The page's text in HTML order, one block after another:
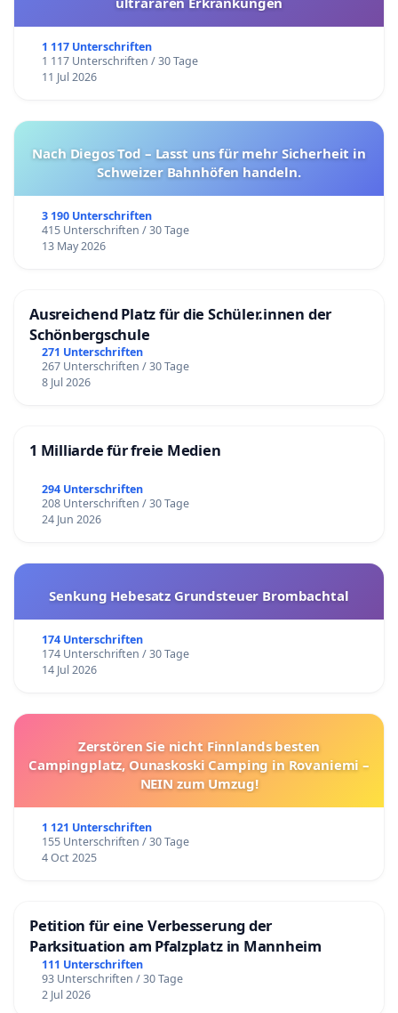
1 117 Unterschriften
1 117 Unterschriften / 30 Tage
11 Jul 2026
Nach Diegos Tod – Lasst uns für mehr Sicherheit in
Schweizer Bahnhöfen handeln.
3 190 Unterschriften
415 Unterschriften / 30 Tage
13 May 2026
Ausreichend Platz für die Schüler.innen der
Schönbergschule
271 Unterschriften
267 Unterschriften / 30 Tage
8 Jul 2026
1 Milliarde für freie Medien
294 Unterschriften
208 Unterschriften / 30 Tage
24 Jun 2026
Senkung Hebesatz Grundsteuer Brombachtal
174 Unterschriften
174 Unterschriften / 30 Tage
14 Jul 2026
Zerstören Sie nicht Finnlands besten
Campingplatz, Ounaskoski Camping in Rovaniemi –
NEIN zum Umzug!
1 121 Unterschriften
155 Unterschriften / 30 Tage
4 Oct 2025
Petition für eine Verbesserung der
Parksituation am Pfalzplatz in Mannheim
111 Unterschriften
93 Unterschriften / 30 Tage
2 Jul 2026